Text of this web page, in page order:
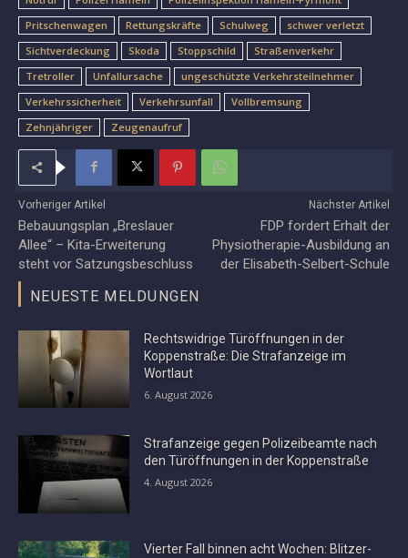
Pritschenwagen
Rettungskräfte Schulweg
schwer verletzt
Sichtverdeckung
Skoda Stoppschild
Straßenverkehr
Tretroller
Unfallursache
ungeschützte Verkehrsteilnehmer
Verkehrssicherheit
Verkehrsunfall
Vollbremsung
Zehnjähriger
Zeugenaufruf
Vorheriger Artikel
Bebauungsplan „Breslauer
Allee“ – Kita-Erweiterung
steht vor Satzungsbeschluss
Nächster Artikel
FDP fordert Erhalt der
Physiotherapie-Ausbildung an
der Elisabeth-Selbert-Schule
NEUESTE MELDUNGEN
Rechtswidrige Türöffnungen in der
Koppenstraße: Die Strafanzeige im
Wortlaut
6. August 2026
Strafanzeige gegen Polizeibeamte nach
den Türöffnungen in der Koppenstraße
4. August 2026
Vierter Fall binnen acht Wochen: Blitzer-